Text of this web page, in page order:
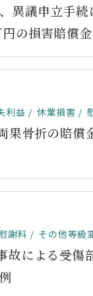
異議申立手
の損害賠償
利益 休業損害
果骨折の賠償
謝料 その他等級
故による受傷